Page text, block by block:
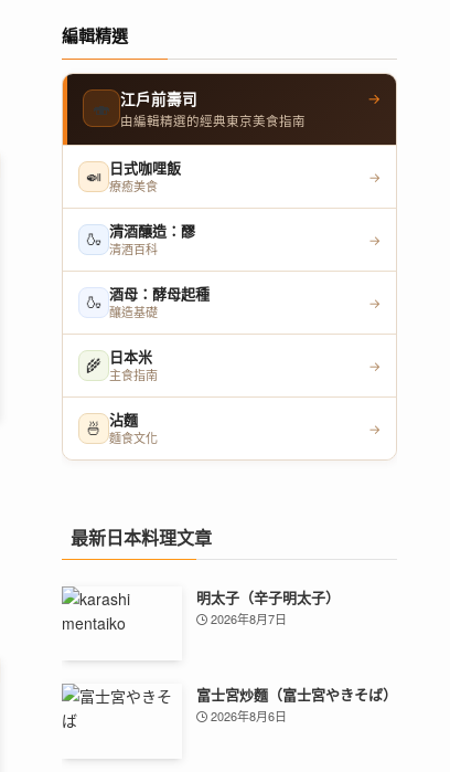
編輯精選
🍣 江戶前壽司
由編輯精選的經典東京美食指南
→
🍛 日式咖哩飯
療癒美食
→
🍶 清酒釀造：醪
清酒百科
→
🍶 酒母：酵母起種
釀造基礎
→
🌾 日本米
主食指南
→
🍜 沾麵
麵食文化
→
最新日本料理文章
明太子（辛子明太子）
2026年8月7日
富士宮炒麵（富士宮やきそば）
2026年8月6日